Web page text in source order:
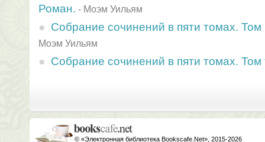
Роман. - Моэм Уильям
Собрание сочинений в пяти томах. Том
Моэм Уильям
Собрание сочинений в пяти томах. Том
© «Электронная библиотека Bookscafe.Net», 2015-2026